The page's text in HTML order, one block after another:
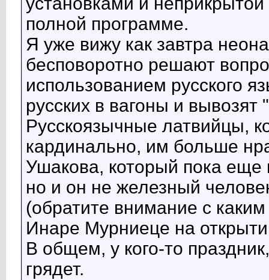
полной программе.
Я уже вижу как завтра
бесповоротно решают
использованием русского
русских в вагоны и вывозят
Русскоязычные латвийцы,
кардинально, им больше
Ушакова, который пока еще
но и он не железный
(обратите внимание с
Инаре Мурниеце на
В общем, у кого-то
грядет.